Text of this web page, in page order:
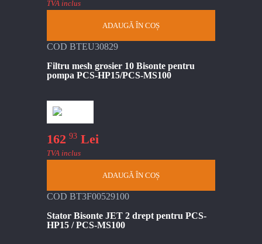
TVA inclus
ADAUGĂ ÎN COȘ
COD BTEU30829
Filtru mesh grosier 10 Bisonte pentru
pompa PCS-HP15/PCS-MS100
162 93 Lei
TVA inclus
ADAUGĂ ÎN COȘ
COD BT3F00529100
Stator Bisonte JET 2 drept pentru PCS-
HP15 / PCS-MS100